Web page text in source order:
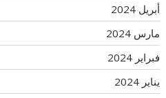
أبريل 2024
مارس 2024
فبراير 2024
يناير 2024